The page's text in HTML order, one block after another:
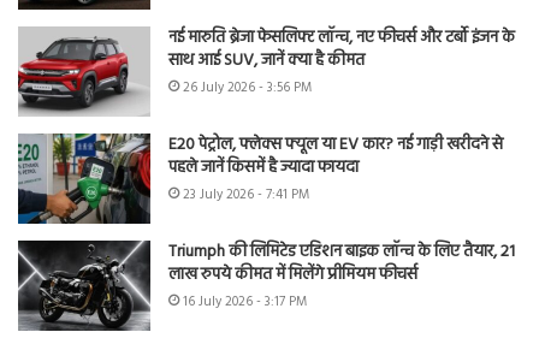
नई मारुति ब्रेजा फेसलिफ्ट लॉन्च, नए फीचर्स और टर्बो इंजन के
साथ आई SUV, जानें क्या है कीमत
26 July 2026 - 3:56 PM
E20 पेट्रोल, फ्लेक्स फ्यूल या EV कार? नई गाड़ी खरीदने से
पहले जानें किसमें है ज्यादा फायदा
23 July 2026 - 7:41 PM
Triumph की लिमिटेड एडिशन बाइक लॉन्च के लिए तैयार, 21
लाख रुपये कीमत में मिलेंगे प्रीमियम फीचर्स
16 July 2026 - 3:17 PM